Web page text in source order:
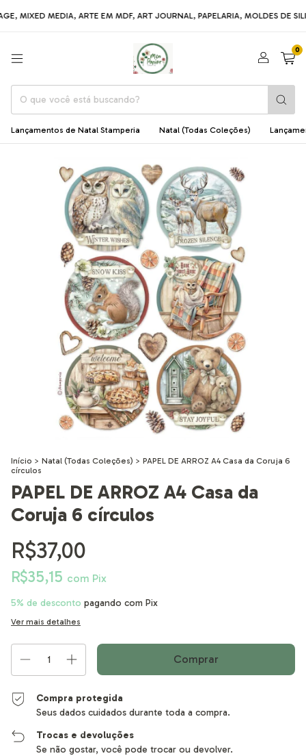
MEDIA, ARTE EM MDF, ART JOURNAL, PAPELARIA, MOLDES DE
0
Lançamentos de Natal Stamperia Natal (Todas Coleções)
Início > Natal (Todas Coleções) > PAPEL DE ARROZ A4 Casa da Coruja 6
círculos
PAPEL DE ARROZ A4 Casa da
Coruja 6 círculos
R$37,00
R$35,15 com Pix
5% de desconto pagando com Pix
Ver mais detalhes
Compra protegida
Seus dados cuidados durante toda a compra.
Trocas e devoluções
Se não gostar, você pode trocar ou devolver.